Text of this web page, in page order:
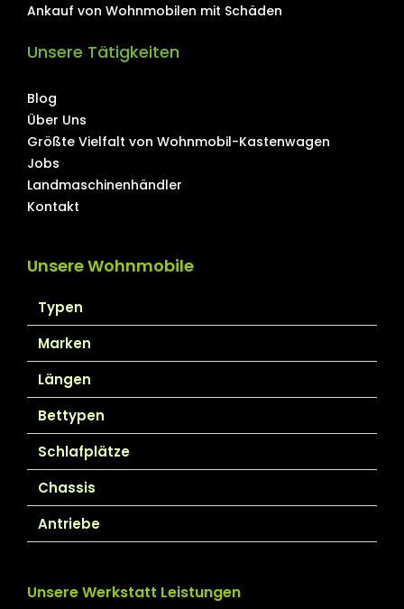
Ankauf von Wohnmobilen mit Schäden
Unsere Tätigkeiten
Blog
Über Uns
Größte Vielfalt von Wohnmobil-Kastenwagen
Jobs
Landmaschinenhändler
Kontakt
Unsere Wohnmobile
Typen
Marken
Längen
Bettypen
Schlafplätze
Chassis
Antriebe
Unsere Werkstatt Leistungen